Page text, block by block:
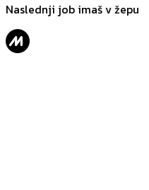
Naslednji job imaš v žepu